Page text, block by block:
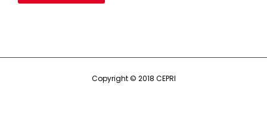
Copyright © 2018 CEPRI